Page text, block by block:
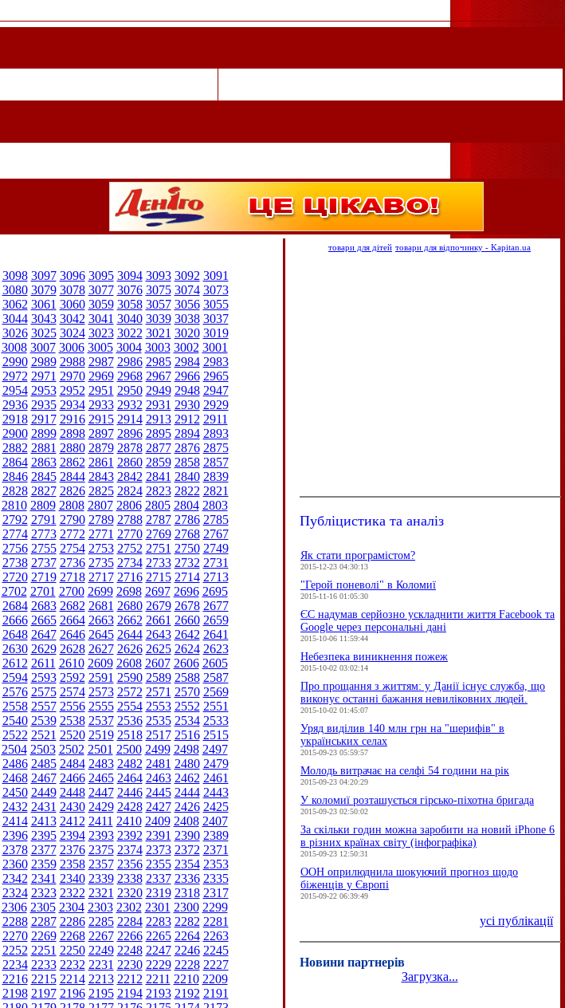
3098 3097 3096 3095 3094 3093 3092 3091
3080 3079 3078 3077 3076 3075 3074 3073
3062 3061 3060 3059 3058 3057 3056 3055
3044 3043 3042 3041 3040 3039 3038 3037
3026 3025 3024 3023 3022 3021 3020 3019
3008 3007 3006 3005 3004 3003 3002 3001
2990 2989 2988 2987 2986 2985 2984 2983
2972 2971 2970 2969 2968 2967 2966 2965
2954 2953 2952 2951 2950 2949 2948 2947
2936 2935 2934 2933 2932 2931 2930 2929
2918 2917 2916 2915 2914 2913 2912 2911
2900 2899 2898 2897 2896 2895 2894 2893
2882 2881 2880 2879 2878 2877 2876 2875
2864 2863 2862 2861 2860 2859 2858 2857
2846 2845 2844 2843 2842 2841 2840 2839
2828 2827 2826 2825 2824 2823 2822 2821
2810 2809 2808 2807 2806 2805 2804 2803
2792 2791 2790 2789 2788 2787 2786 2785
2774 2773 2772 2771 2770 2769 2768 2767
2756 2755 2754 2753 2752 2751 2750 2749
2738 2737 2736 2735 2734 2733 2732 2731
2720 2719 2718 2717 2716 2715 2714 2713
2702 2701 2700 2699 2698 2697 2696 2695
2684 2683 2682 2681 2680 2679 2678 2677
2666 2665 2664 2663 2662 2661 2660 2659
2648 2647 2646 2645 2644 2643 2642 2641
2630 2629 2628 2627 2626 2625 2624 2623
2612 2611 2610 2609 2608 2607 2606 2605
2594 2593 2592 2591 2590 2589 2588 2587
2576 2575 2574 2573 2572 2571 2570 2569
2558 2557 2556 2555 2554 2553 2552 2551
2540 2539 2538 2537 2536 2535 2534 2533
2522 2521 2520 2519 2518 2517 2516 2515
2504 2503 2502 2501 2500 2499 2498 2497
2486 2485 2484 2483 2482 2481 2480 2479
2468 2467 2466 2465 2464 2463 2462 2461
2450 2449 2448 2447 2446 2445 2444 2443
2432 2431 2430 2429 2428 2427 2426 2425
2414 2413 2412 2411 2410 2409 2408 2407
2396 2395 2394 2393 2392 2391 2390 2389
2378 2377 2376 2375 2374 2373 2372 2371
2360 2359 2358 2357 2356 2355 2354 2353
2342 2341 2340 2339 2338 2337 2336 2335
2324 2323 2322 2321 2320 2319 2318 2317
2306 2305 2304 2303 2302 2301 2300 2299
2288 2287 2286 2285 2284 2283 2282 2281
2270 2269 2268 2267 2266 2265 2264 2263
2252 2251 2250 2249 2248 2247 2246 2245
2234 2233 2232 2231 2230 2229 2228 2227
2216 2215 2214 2213 2212 2211 2210 2209
2198 2197 2196 2195 2194 2193 2192 2191
товари для дітей товари для відпочинку - Kapitan.ua
Публіцистика та аналіз
Як стати програмістом?
2015-12-23 04:30:13
"Герой поневолі" в Коломиї
2015-11-16 01:05:30
ЄC надумав серйозно ускладнити життя Facebook та
Google через персональні дані
2015-10-06 11:59:44
Небезпека виникнення пожеж
2015-10-02 03:02:14
Про прощання з життям: у Данії існує служба, що
виконує останні бажання невиліковних людей.
2015-10-02 01:45:07
Уряд виділив 140 млн грн на "шерифів" в
українських селах
2015-09-23 05:59:57
Молодь витрачає на селфі 54 години на рік
2015-09-23 04:20:29
У коломиї розташується гірсько-піхотна бригада
2015-09-23 02:50:02
За скільки годин можна заробити на новий iPhone 6
в різних країнах світу (інфографіка)
2015-09-23 12:50:31
ООН оприлюднила шокуючий прогноз щодо
біженців у Європі
2015-09-22 06:39:49
усі публікації
Новини партнерів
Загрузка...